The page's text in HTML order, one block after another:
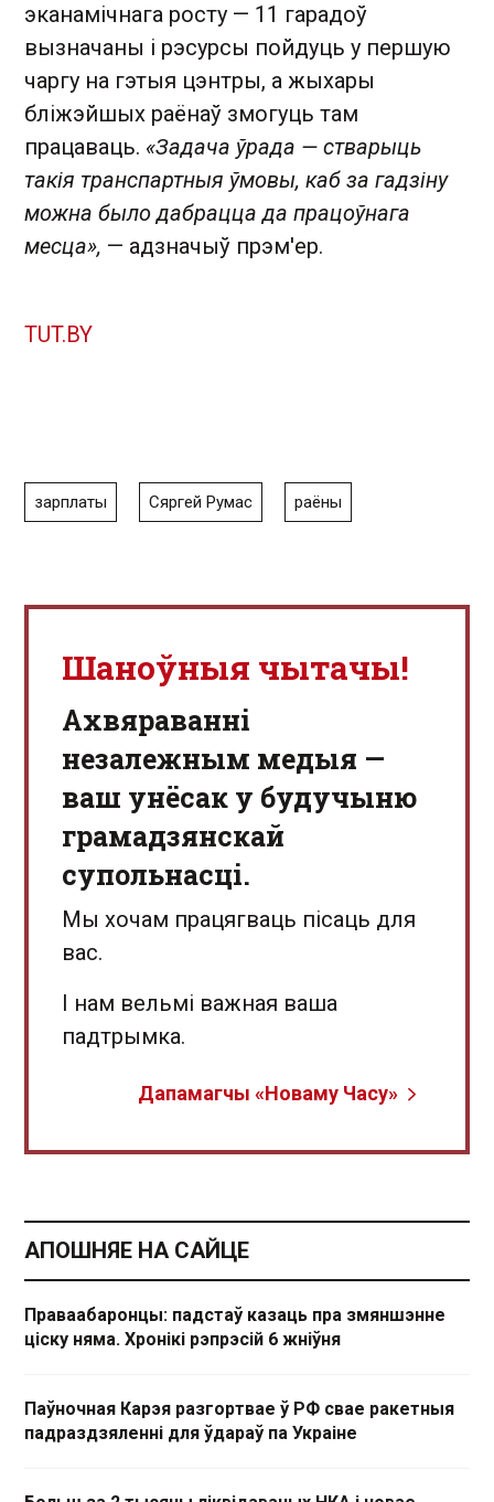
эканамічнага росту — 11 гарадоў
вызначаны і рэсурсы пойдуць у першую
чаргу на гэтыя цэнтры, а жыхары
бліжэйшых раёнаў змогуць там
працаваць. «Задача ўрада — стварыць
такія транспартныя ўмовы, каб за гадзіну
можна было дабрацца да працоўнага
месца», — адзначыў прэм'ер.
TUT.BY
зарплаты Сяргей Румас раёны
Шаноўныя чытачы!
Aхвяраванні
незалежным медыя —
ваш унёсак у будучыню
грамадзянскай
супольнасці.
Мы хочам працягваць пісаць для
вас.
І нам вельмі важная ваша
падтрымка.
Дапамагчы «Новаму Часу»
АПОШНЯЕ НА САЙЦЕ
Праваабаронцы: падстаў казаць пра змяншэнне
ціску няма. Хронікі рэпрэсій 6 жніўня
Паўночная Карэя разгортвае ў РФ свае ракетныя
падраздзяленні для ўдараў па Украіне